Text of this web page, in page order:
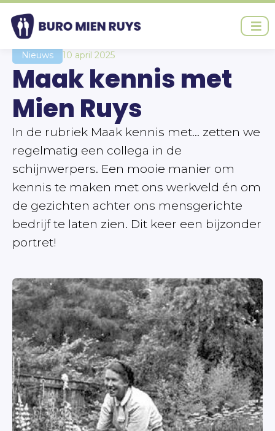
Ga
naar
inhoudNieuws 10 april 2025
Maak kennis met
Mien Ruys
In de rubriek Maak kennis met… zetten we
regelmatig een collega in de
schijnwerpers. Een mooie manier om
kennis te maken met ons werkveld én om
de gezichten achter ons mensgerichte
bedrijf te laten zien. Dit keer een bijzonder
portret!